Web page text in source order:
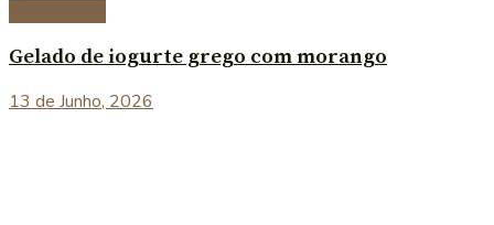
Gelado de iogurte grego com morango
13 de Junho, 2026